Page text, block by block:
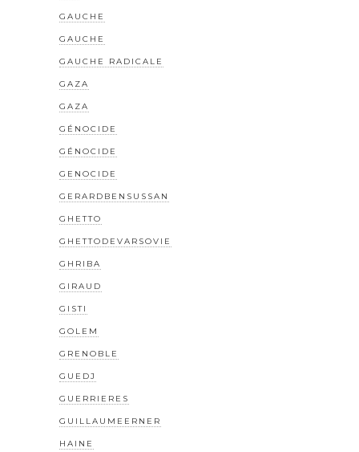
GAUCHE
GAUCHE
GAUCHE RADICALE
GAZA
GAZA
GÉNOCIDE
GÉNOCIDE
GENOCIDE
GERARDBENSUSSAN
GHETTO
GHETTODEVARSOVIE
GHRIBA
GIRAUD
GISTI
GOLEM
GRENOBLE
GUEDJ
GUERRIERES
GUILLAUMEERNER
HAINE